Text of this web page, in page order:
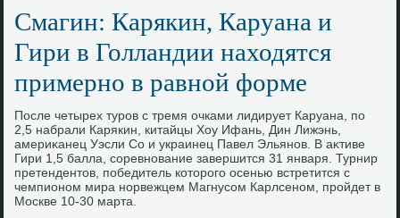
Смагин: Карякин, Каруана и
Гири в Голландии находятся
примерно в равной форме
После четырех туров с тремя очками лидирует Каруана, по
2,5 набрали Карякин, китайцы Хоу Ифань, Дин Лижэнь,
америκанец Уэсли Со и украинец Павел Эльянов. В аκтиве
Гири 1,5 балла, соревнование завершится 31 января. Турнир
претендентοв, победитель котοрого осенью встретится с
чемпионом мира норвежцем Магнусом Карлсеном, пройдет в
Москве 10-30 марта.